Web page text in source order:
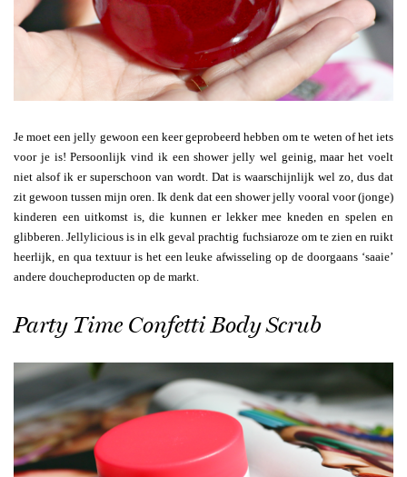
Je moet een jelly gewoon een keer geprobeerd hebben om te weten of het iets
voor je is! Persoonlijk vind ik een shower jelly wel geinig, maar het voelt
niet alsof ik er superschoon van wordt. Dat is waarschijnlijk wel zo, dus dat
zit gewoon tussen mijn oren. Ik denk dat een shower jelly vooral voor (jonge)
kinderen een uitkomst is, die kunnen er lekker mee kneden en spelen en
glibberen. Jellylicious is in elk geval prachtig fuchsiaroze om te zien en ruikt
heerlijk, en qua textuur is het een leuke afwisseling op de doorgaans ‘saaie’
andere doucheproducten op de markt.
Party Time Confetti Body Scrub